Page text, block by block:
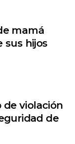
mamá
sus hijos
de violación
de